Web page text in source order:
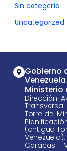
Sin categoría
Uncategorized
Gobierno
Venezuela
Ministerio
Dirección:
Transversal
Torre del
(antigua
Caracas –